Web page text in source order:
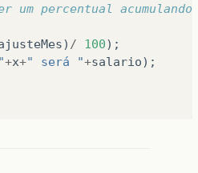
um percentual
) / 100);
+x+" será "+salario);